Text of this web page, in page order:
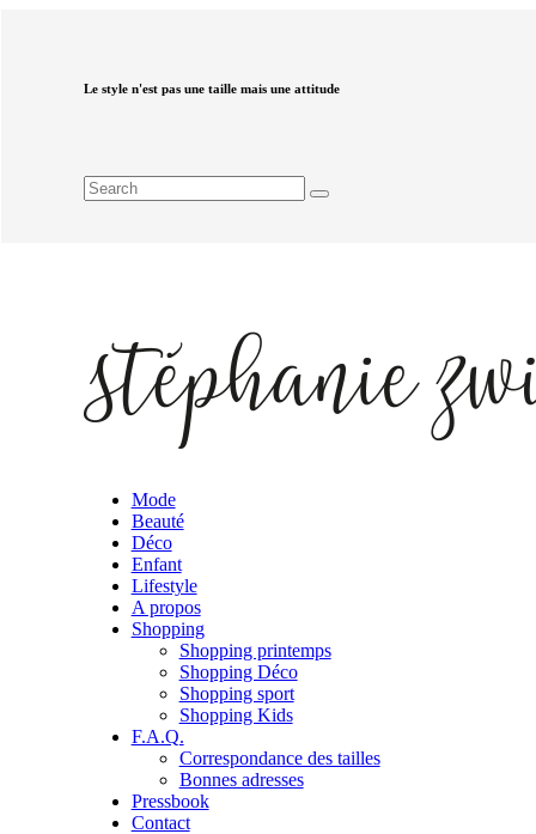
Le style n'est pas une taille mais une attitude
Mode
Beauté
Déco
Enfant
Lifestyle
A propos
Shopping
Shopping printemps
Shopping Déco
Shopping sport
Shopping Kids
F.A.Q.
Correspondance des tailles
Bonnes adresses
Pressbook
Contact